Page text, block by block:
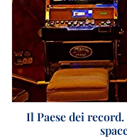
Il Paese dei